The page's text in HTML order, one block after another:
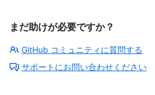
まだ助けが必要ですか？
GitHub コミュニティに質問する
サポートにお問い合わせください